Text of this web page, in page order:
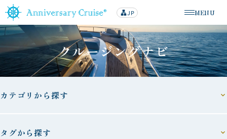
メニューを
MENU
lan
g
u
a
g
e
JP
クルージングナビ
カテゴリから探す
タグから探す